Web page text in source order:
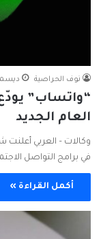
نوف الحراصية ديسمبر 24,
“واتساب”
العام الجديد
وكالات – العربي أعلنت
في برامج التواصل
أكمل القراءة »